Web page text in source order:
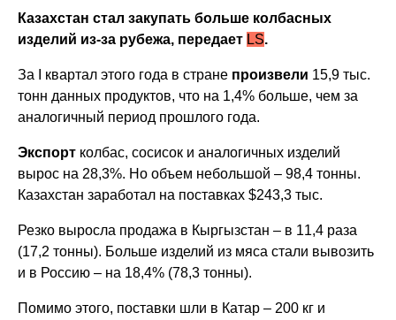
Казахстан стал закупать больше колбасных
изделий из-за рубежа, передает LS.
За I квартал этого года в стране произвели 15,9 тыс.
тонн данных продуктов, что на 1,4% больше, чем за
аналогичный период прошлого года.
Экспорт колбас, сосисок и аналогичных изделий
вырос на 28,3%. Но объем небольшой – 98,4 тонны.
Казахстан заработал на поставках $243,3 тыс.
Резко выросла продажа в Кыргызстан – в 11,4 раза
(17,2 тонны). Больше изделий из мяса стали вывозить
и в Россию – на 18,4% (78,3 тонны).
Помимо этого, поставки шли в Катар – 200 кг и